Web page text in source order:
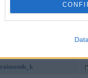
-
raimonds_k